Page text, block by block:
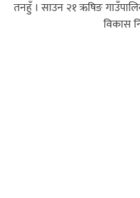
तनहुँ । साउन २१ ऋषिङ
विकास